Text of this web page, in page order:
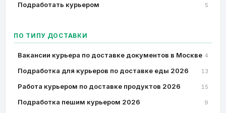
Подработать курьером 5
ПО ТИПУ ДОСТАВКИ
Вакансии курьера по доставке документов в Москве 4
Подработка для курьеров по доставке еды 2026 13
Работа курьером по доставке продуктов 2026 15
Подработка пешим курьером 2026 9